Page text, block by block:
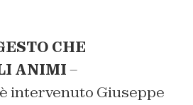
CHE
ANIMI–
intervenuto Giuseppe